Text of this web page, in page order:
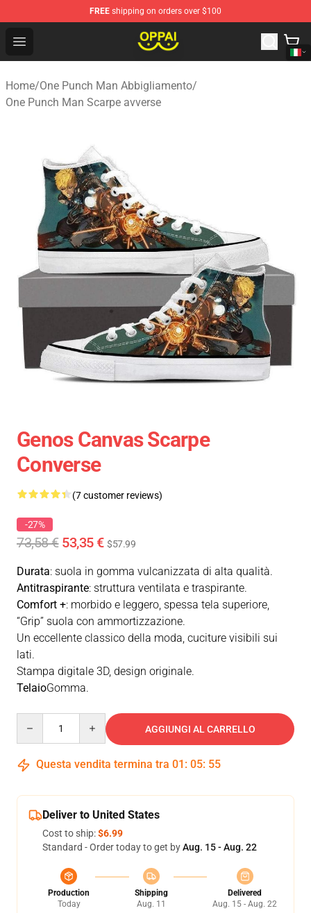
FREE shipping on orders over $100
Open menu
Oppai Store - Official Oppai Merchandise Shop
Home/One Punch Man Abbigliamento/
One Punch Man Scarpe avverse
Genos Canvas Scarpe
Converse
(7 customer reviews)
-27%
73,58 € 53,35 € $57.99
Durata: suola in gomma vulcanizzata di alta qualità.
Antitraspirante: struttura ventilata e traspirante.
Comfort +: morbido e leggero, spessa tela superiore,
“Grip” suola con ammortizzazione.
Un eccellente classico della moda, cuciture visibili sui
lati.
Stampa digitale 3D, design originale.
TelaioGomma.
AGGIUNGI AL CARRELLO
Questa vendita termina tra 01 : 05: 55
Deliver to United States
Cost to ship:$6.99
Standard - Order today to get byAug. 15 - Aug. 22
Production
Today
Shipping
Aug. 11
Delivered
Aug. 15 - Aug. 22